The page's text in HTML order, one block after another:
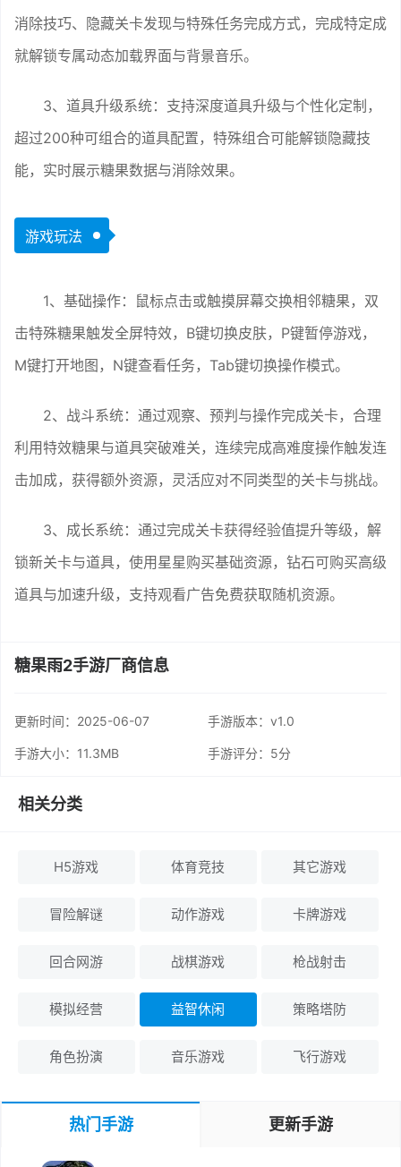
消除技巧、隐藏关卡发现与特殊任务完成方式，完成特定成
就解锁专属动态加载界面与背景音乐。
3、道具升级系统：支持深度道具升级与个性化定制，
超过200种可组合的道具配置，特殊组合可能解锁隐藏技
能，实时展示糖果数据与消除效果。
游戏玩法
1、基础操作：鼠标点击或触摸屏幕交换相邻糖果，双
击特殊糖果触发全屏特效，B键切换皮肤，P键暂停游戏，
M键打开地图，N键查看任务，Tab键切换操作模式。
2、战斗系统：通过观察、预判与操作完成关卡，合理
利用特效糖果与道具突破难关，连续完成高难度操作触发连
击加成，获得额外资源，灵活应对不同类型的关卡与挑战。
3、成长系统：通过完成关卡获得经验值提升等级，解
锁新关卡与道具，使用星星购买基础资源，钻石可购买高级
道具与加速升级，支持观看广告免费获取随机资源。
糖果雨2手游厂商信息
更新时间： 2025-06-07 手游版本：v1.0
手游大小：11.3MB 手游评分： 5分
相关分类
H5游戏 体育竞技 其它游戏
冒险解谜 动作游戏 卡牌游戏
回合网游 战棋游戏 枪战射击
模拟经营 益智休闲 策略塔防
角色扮演 音乐游戏 飞行游戏
热门手游 更新手游